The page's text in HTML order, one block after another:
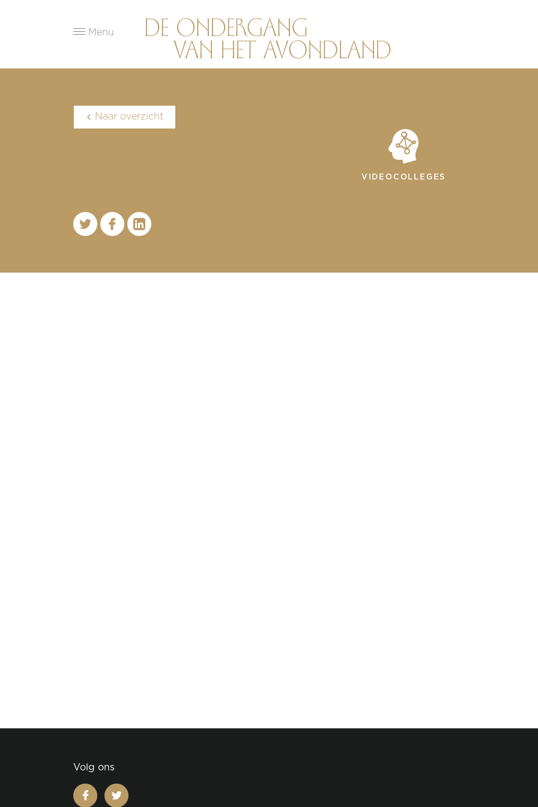
Menu
Naar overzicht
VIDEOCOLLEGES
Volg ons
facebooktwitter